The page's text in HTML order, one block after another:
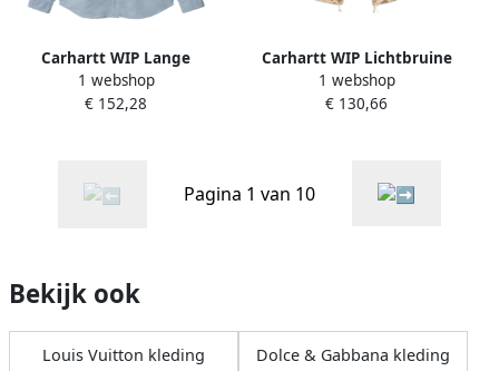
Carhartt WIP Lange
mouwen overhemd Blue
Heren
1 webshop
€ 152,28
Carhartt WIP Lichtbruine
Cargo Broek met Zakken
Brown Heren
1 webshop
€ 130,66
Pagina 1 van 10
Bekijk ook
Louis Vuitton kleding Dolce & Gabbana kleding